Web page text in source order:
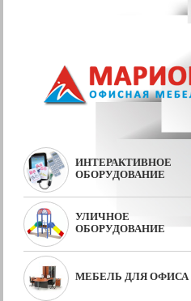
ИНТЕРАКТИВНОЕ
ОБОРУДОВАНИЕ
УЛИЧНОЕ
ОБОРУДОВАНИЕ
МЕБЕЛЬ ДЛЯ ОФИСА